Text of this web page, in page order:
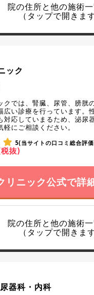
院の住所と他の施術
（タップで開きます
ック
クでは、腎臓、尿管、膀胱
広い診療を行っています。
対応していまるため、泌尿
にご相談ください。
5(当サイトの口コミ総合評
抜)
リニック公式で詳
院の住所と他の施術
（タップで開きます
器科・内科